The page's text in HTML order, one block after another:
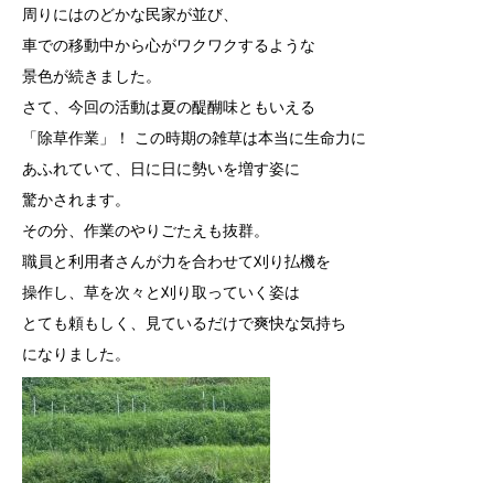
周りにはのどかな民家が並び、
車での移動中から心がワクワクするような
景色が続きました。
さて、今回の活動は夏の醍醐味ともいえる
「除草作業」！ この時期の雑草は本当に生命力に
あふれていて、
日に日に勢いを増す姿に
驚かされます。
その分、作業のやりごたえも抜群。
職員と利用者さんが力を合わせて刈り払機を
操作し、 草を次々と刈り取っていく姿は
とても頼もしく、見ているだけで爽快な気持ち
になりました。